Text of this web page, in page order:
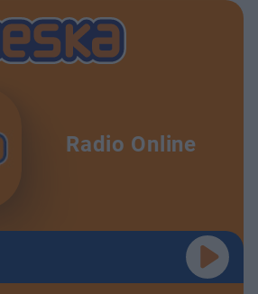
Radio Online